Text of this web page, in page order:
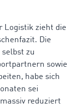
Logistik zieht die
Die
zu
sowie
habe sich
sei
reduziert